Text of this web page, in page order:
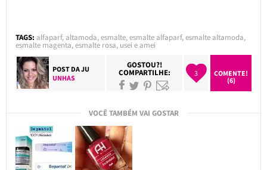
TAGS: alfaparf,altamoda,esmalte,esmalte alfaparf,esmalte altamoda,
esmalte magenta,esmalte rosa, usei e amei
POST DAJU
UNHAS
GOSTOU?!
COMPARTILHE: 3
COMENTE!
(6)
VOCÊ TAMBÉM VAI GOSTAR